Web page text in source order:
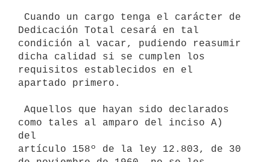
Dedicación Total cesará en tal
condición al vacar, pudiendo reasumir
dicha calidad si se cumplen los
requisitos establecidos en el
apartado primero.
como tales al amparo del inciso A)
del
artículo 158º de la ley 12.803, de 30